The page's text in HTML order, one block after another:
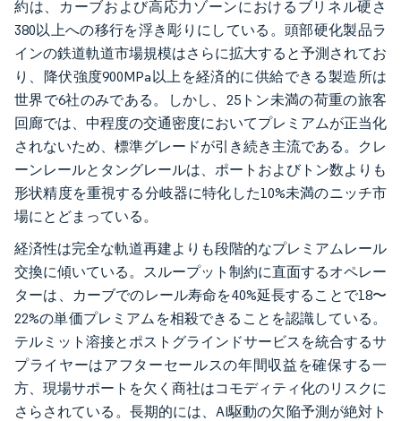
約は、カーブおよび高応力ゾーンにおけるブリネル硬さ
380以上への移行を浮き彫りにしている。頭部硬化製品ラ
インの鉄道軌道市場規模はさらに拡大すると予測されてお
り、降伏強度900MPa以上を経済的に供給できる製造所は
世界で6社のみである。しかし、25トン未満の荷重の旅客
回廊では、中程度の交通密度においてプレミアムが正当化
されないため、標準グレードが引き続き主流である。クレ
ーンレールとタングレールは、ポートおよびトン数よりも
形状精度を重視する分岐器に特化した10%未満のニッチ市
場にとどまっている。
経済性は完全な軌道再建よりも段階的なプレミアムレール
交換に傾いている。スループット制約に直面するオペレー
ターは、カーブでのレール寿命を40%延長することで18〜
22%の単価プレミアムを相殺できることを認識している。
テルミット溶接とポストグラインドサービスを統合するサ
プライヤーはアフターセールスの年間収益を確保する一
方、現場サポートを欠く商社はコモディティ化のリスクに
さらされている。長期的には、AI駆動の欠陥予測が絶対ト